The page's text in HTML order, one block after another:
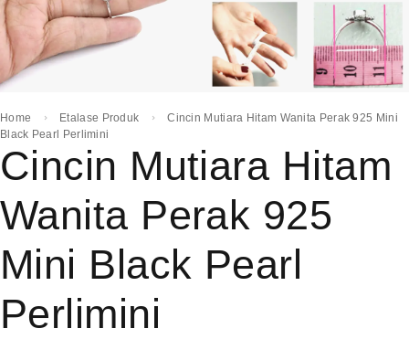
Home Etalase Produk
Cincin Mutiara Hitam Wanita Perak 925 Mini
Black Pearl Perlimini
Cincin Mutiara Hitam
Wanita Perak 925
Mini Black Pearl
Perlimini